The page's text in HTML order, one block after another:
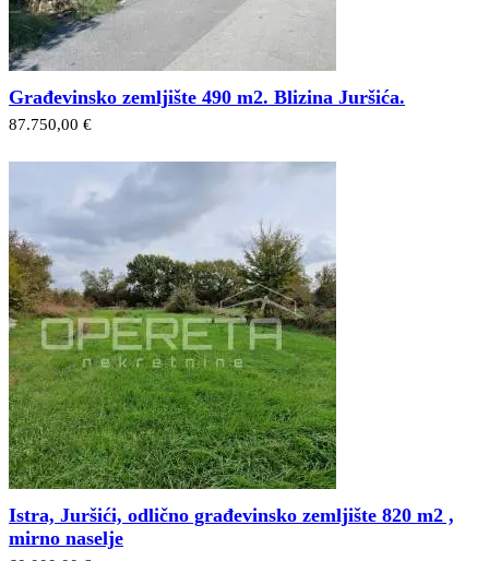
Građevinsko zemljište 490 m2. Blizina Juršića.
87.750,00 €
Istra, Juršići, odlično građevinsko zemljište 820 m2 ,
mirno naselje